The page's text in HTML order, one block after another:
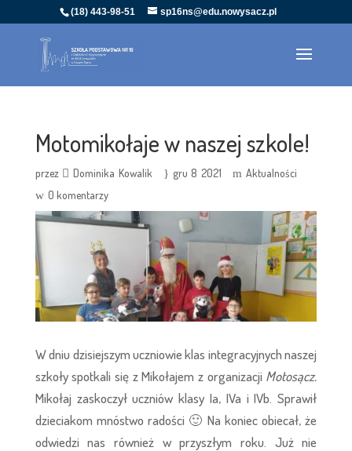
(18) 443-98-51 sp16ns@edu.nowysacz.pl
Motomikołaje w naszej szkole!
przez Dominika Kowalik gru 8 2021
Aktualności
0 komentarzy
W dniu dzisiejszym uczniowie klas integracyjnych naszej
szkoły spotkali się z Mikołajem z organizacji Motosącz.
Mikołaj zaskoczył uczniów klasy Ia, IVa i IVb. Sprawił
dzieciakom mnóstwo radości 🙂 Na koniec obiecał, że
odwiedzi nas również w przyszłym roku. Już nie